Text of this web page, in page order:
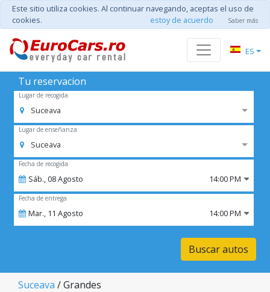
Este sitio utiliza cookies. Al continuar navegando, aceptas el uso de
cookies.
estoy de acuerdo Saber más
ES
Tu reservacion
Lugar de recogida
Suceava
Lugar de enseñanza
Suceava
Fecha de recogida
Sáb.,08Agosto 14:00 PM
Fecha de entrega
Mar., 11 Agosto 14:00 PM
Buscar autos
Suceava / Grandes